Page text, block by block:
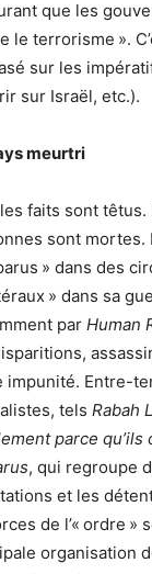
que les
le terrorisme ».
sur les
sur Israël, etc.).
meurtri
faits sont têtus.
sont
» dans des
» dans sa
par Human
impunité. Entre-
tels Rabah
parce
, qui regroupe
et les
de l’« ordre
organisation